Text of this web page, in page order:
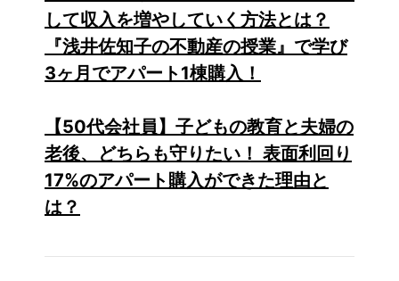
して収入を増やしていく方法とは？
『浅井佐知子の不動産の授業』で学び
3ヶ月でアパート1棟購入！
【50代会社員】子どもの教育と夫婦の
老後、どちらも守りたい！ 表面利回り
17%のアパート購入ができた理由と
は？